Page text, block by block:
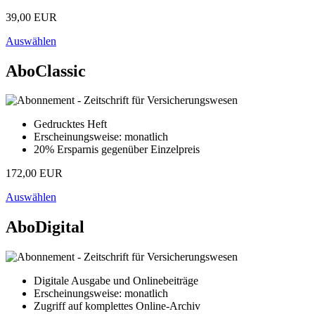
39,00 EUR
Auswählen
AboClassic
Gedrucktes Heft
Erscheinungsweise: monatlich
20% Ersparnis gegenüber Einzelpreis
172,00 EUR
Auswählen
AboDigital
Digitale Ausgabe und Onlinebeiträge
Erscheinungsweise: monatlich
Zugriff auf komplettes Online-Archiv